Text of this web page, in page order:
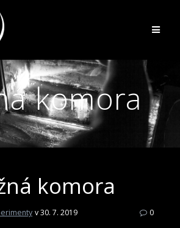
komora
komora
v 30. 7. 2019 0